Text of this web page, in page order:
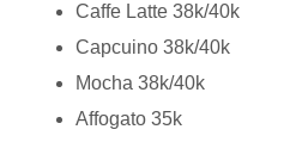
Caffe Latte 38k/40k
Capcuino 38k/40k
Mocha 38k/40k
Affogato 35k